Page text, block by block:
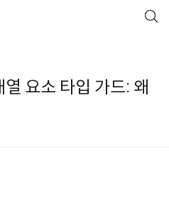
요소 타입 가드: 왜